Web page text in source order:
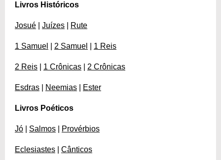
Livros Históricos
Josué Juízes Rute
1 Samuel 2 Samuel 1 Reis
2 Reis 1 Crônicas 2 Crônicas
Esdras Neemias Ester
Livros Poéticos
Jó Salmos Provérbios
Eclesiastes Cânticos